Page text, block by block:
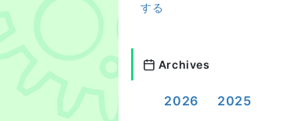
する
Archives
2026
2025